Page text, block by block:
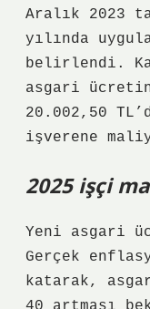
Aralık 2023
yılında
belirlendi.
asgari
20.002,50
işverene
2025 işçi
Yeni asgari
Gerçek
katarak,